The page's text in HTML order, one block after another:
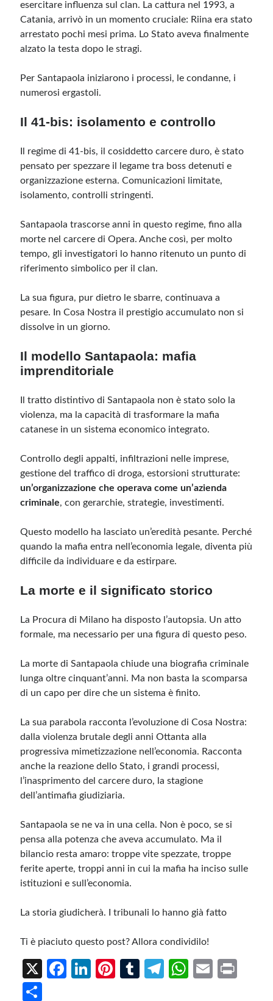
esercitare influenza sul clan. La cattura nel 1993, a
Catania, arrivò in un momento cruciale: Riina era stato
arrestato pochi mesi prima. Lo Stato aveva finalmente
alzato la testa dopo le stragi.
Per Santapaola iniziarono i processi, le condanne, i
numerosi ergastoli.
Il 41-bis: isolamento e controllo
Il regime di 41-bis, il cosiddetto carcere duro, è stato
pensato per spezzare il legame tra boss detenuti e
organizzazione esterna. Comunicazioni limitate,
isolamento, controlli stringenti.
Santapaola trascorse anni in questo regime, fino alla
morte nel carcere di Opera. Anche così, per molto
tempo, gli investigatori lo hanno ritenuto un punto di
riferimento simbolico per il clan.
La sua figura, pur dietro le sbarre, continuava a
pesare. In Cosa Nostra il prestigio accumulato non si
dissolve in un giorno.
Il modello Santapaola: mafia
imprenditoriale
Il tratto distintivo di Santapaola non è stato solo la
violenza, ma la capacità di trasformare la mafia
catanese in un sistema economico integrato.
Controllo degli appalti, infiltrazioni nelle imprese,
gestione del traffico di droga, estorsioni strutturate:
un’organizzazione che operava come un’azienda
criminale, con gerarchie, strategie, investimenti.
Questo modello ha lasciato un’eredità pesante. Perché
quando la mafia entra nell’economia legale, diventa più
difficile da individuare e da estirpare.
La morte e il significato storico
La Procura di Milano ha disposto l’autopsia. Un atto
formale, ma necessario per una figura di questo peso.
La morte di Santapaola chiude una biografia criminale
lunga oltre cinquant’anni. Ma non basta la scomparsa
di un capo per dire che un sistema è finito.
La sua parabola racconta l’evoluzione di Cosa Nostra:
dalla violenza brutale degli anni Ottanta alla
progressiva mimetizzazione nell’economia. Racconta
anche la reazione dello Stato, i grandi processi,
l’inasprimento del carcere duro, la stagione
dell’antimafia giudiziaria.
Santapaola se ne va in una cella. Non è poco, se si
pensa alla potenza che aveva accumulato. Ma il
bilancio resta amaro: troppe vite spezzate, troppe
ferite aperte, troppi anni in cui la mafia ha inciso sulle
istituzioni e sull’economia.
La storia giudicherà. I tribunali lo hanno già fatto
Ti è piaciuto questo post? Allora condividilo!
X
Fa
Li
Pi
T
Te
W
E